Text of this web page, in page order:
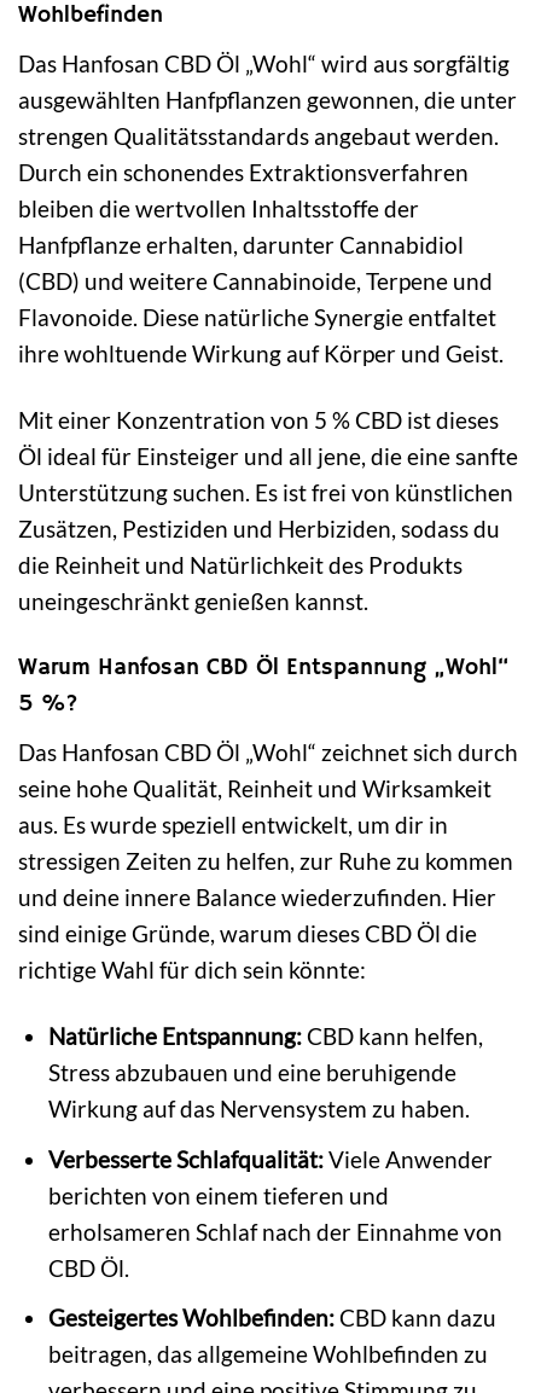
Wohlbefinden
Das Hanfosan CBD Öl „Wohl“ wird aus sorgfältig
ausgewählten Hanfpflanzen gewonnen, die unter
strengen Qualitätsstandards angebaut werden.
Durch ein schonendes Extraktionsverfahren
bleiben die wertvollen Inhaltsstoffe der
Hanfpflanze erhalten, darunter Cannabidiol
(CBD) und weitere Cannabinoide, Terpene und
Flavonoide. Diese natürliche Synergie entfaltet
ihre wohltuende Wirkung auf Körper und Geist.
Mit einer Konzentration von 5 % CBD ist dieses
Öl ideal für Einsteiger und all jene, die eine sanfte
Unterstützung suchen. Es ist frei von künstlichen
Zusätzen, Pestiziden und Herbiziden, sodass du
die Reinheit und Natürlichkeit des Produkts
uneingeschränkt genießen kannst.
Warum Hanfosan CBD Öl Entspannung „Wohl“
5 %?
Das Hanfosan CBD Öl „Wohl“ zeichnet sich durch
seine hohe Qualität, Reinheit und Wirksamkeit
aus. Es wurde speziell entwickelt, um dir in
stressigen Zeiten zu helfen, zur Ruhe zu kommen
und deine innere Balance wiederzufinden. Hier
sind einige Gründe, warum dieses CBD Öl die
richtige Wahl für dich sein könnte:
Natürliche Entspannung:CBD kann helfen,
Stress abzubauen und eine beruhigende
Wirkung auf das Nervensystem zu haben.
Verbesserte Schlafqualität:Viele Anwender
berichten von einem tieferen und
erholsameren Schlaf nach der Einnahme von
CBD Öl.
Gesteigertes Wohlbefinden:CBD kann dazu
beitragen, das allgemeine Wohlbefinden zu